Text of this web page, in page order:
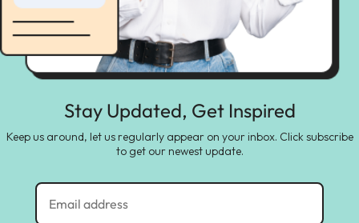
Stay Updated, Get Inspired
Keep us around, let us regularly appear on your inbox. Click subscribe
to get our newest update.